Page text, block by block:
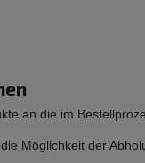
an die im
Möglichkeit der